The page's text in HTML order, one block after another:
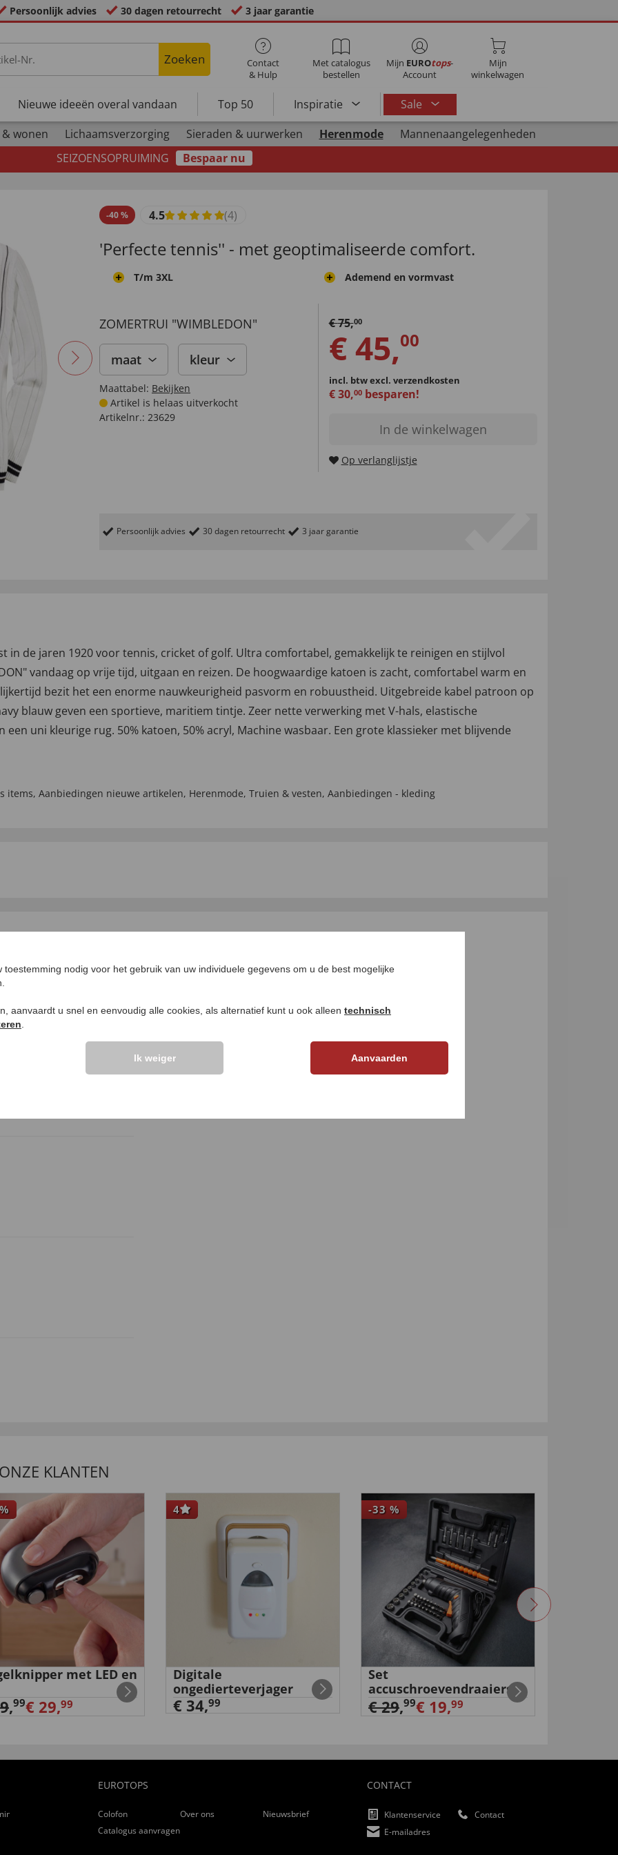
Persoonlijk advies 30 dagen retourrecht 3 jaar garantie
Zoeken
Contact
& Hulp
Met catalogus
bestellen
Mijn EUROtops-
Account
Mijn
winkelwagen
Nieuwe ideeën overal vandaan Top 50 Inspiratie
Sale
wonen Lichaamsverzorging Sieraden & uurwerken Herenmode
Mannenaangelegenheden
SEIZOENSOPRUIMING
Bespaar nu
-40% 4.5 (4)
'Perfecte tennis'' - met geoptimaliseerde comfort.
T/m 3XL Ademend en vormvast
ZOMERTRUI "WIMBLEDON"
maat kleur
Maattabel: Bekijken
Artikel is helaas uitverkocht
Artikelnr.: 23629
€75,00
€45,00
incl. btwexcl. verzendkosten
€30,00besparen!
In de winkelwagen
Op verlanglijstje
Persoonlijk advies 30 dagen retourrecht 3 jaar garantie
in de jaren 1920 voor tennis, cricket of golf. Ultra comfortabel, gemakkelijk te reinigen en stijlvol
vandaag op vrije tijd, uitgaan en reizen. De hoogwaardige katoen is zacht, comfortabel warm en
bezit het een enorme nauwkeurigheid pasvorm en robuustheid. Uitgebreide kabel patroon op
blauw geven een sportieve, maritiem tintje. Zeer nette verwerking met V-hals, elastische
uni kleurige rug. 50% katoen, 50% acryl, Machine wasbaar. Een grote klassieker met blijvende
items, Aanbiedingen nieuwe artikelen, Herenmode, Truien & vesten, Aanbiedingen - kleding
ZEGGEN
>>
KLANTEN
%
met LED en
,99€ 29,99
4
Digitale
ongedierteverjager
€ 34,99
-33 %
Set
accuschroevendraaiers
€ 29,99€ 19,99
EUROTOPS
Colofon Over ons
Nieuwsbrief
Catalogus aanvragen
CONTACT
Klantenservice
Contact
E-mailadres
nodig voor het gebruik van uw individuele gegevens om u de best mogelijke
aanvaardt u snel en eenvoudig alle cookies, als alternatief kunt u ook alleen technisch
Ik weiger Aanvaarden